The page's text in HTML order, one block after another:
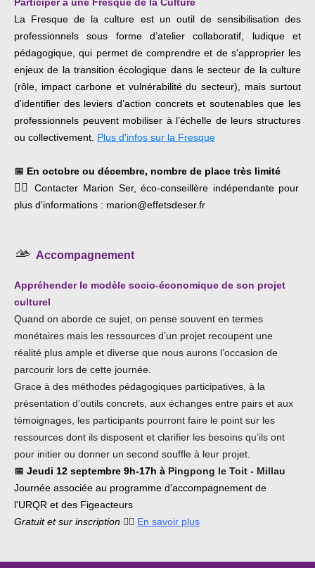
La Fresque de la culture est un outil de sensibilisation des
professionnels sous forme d’atelier collaboratif, ludique et
pédagogique, qui permet de comprendre et de s'approprier les
enjeux de la transition écologique dans le secteur de la culture
(rôle, impact carbone et vulnérabilité du secteur), mais surtout
d'identifier des leviers d’action concrets et soutenables que les
professionnels peuvent mobiliser à l’échelle de leurs structures
ou collectivement. Plus d'infos sur la Fresque
📅 En octobre ou décembre, nombre de place très limité
👉🏿Contacter Marion Ser, éco-conseillère indépendante pour
plus d'informations : marion@effetsdeser.fr
🫴 Accompagnement
Appréhender le modèle socio-économique de son projet
culturel
Quand on aborde ce sujet, on pense souvent en termes
monétaires mais les ressources d’un projet recoupent une
réalité plus ample et diverse que nous aurons l’occasion de
parcourir lors de cette journée.
Grace à des méthodes pédagogiques participatives, à la
présentation d’outils concrets, aux échanges entre pairs et aux
témoignages, les participants pourront faire le point sur les
ressources dont ils disposent et clarifier les besoins qu’ils ont
pour initier ou donner un second souffle à leur projet.
📅 Jeudi 12 septembre 9h-17h à Pingpong le Toit - Millau
Journée associée au programme d'accompagnement de
l'URQR et des Figeacteurs
Gratuit et sur inscription 👉🏿 En savoir plus